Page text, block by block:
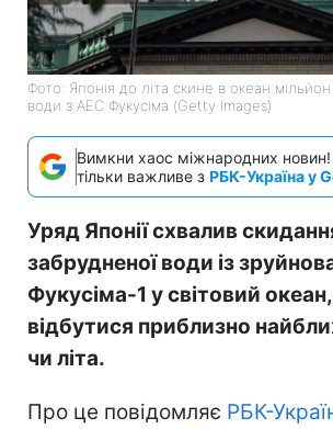
Фото: Японія до літа скине в океан
води з АЕС Фукусіма (Getty Images)
Вимкни хаос міжнародних
тільки важливе з РБК-Україна у
Уряд Японії схвалив
забрудненої води із
Фукусіма-1 у світовий
відбутися приблизно
чи літа.
Про це повідомляє РБК-